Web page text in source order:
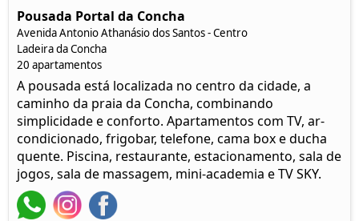
Pousada Portal da Concha
Avenida Antonio Athanásio dos Santos - Centro
Ladeira da Concha
20 apartamentos
A pousada está localizada no centro da cidade, a
caminho da praia da Concha, combinando
simplicidade e conforto. Apartamentos com TV, ar-
condicionado, frigobar, telefone, cama box e ducha
quente. Piscina, restaurante, estacionamento, sala de
jogos, sala de massagem, mini-academia e TV SKY.